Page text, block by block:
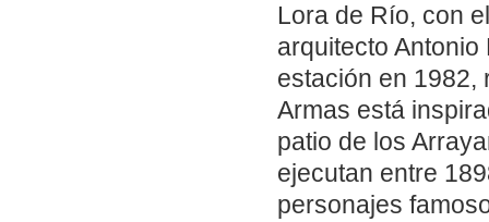
Lora de Río, con
arquitecto
estación en 1982,
Armas está
patio de los
ejecutan entre
personajes